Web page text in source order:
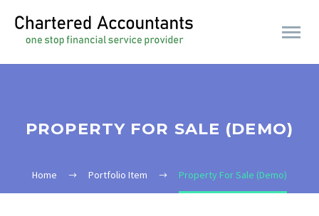
PROPERTY FOR SALE (DEMO)
Home Portfolio Item Property For Sale (Demo)